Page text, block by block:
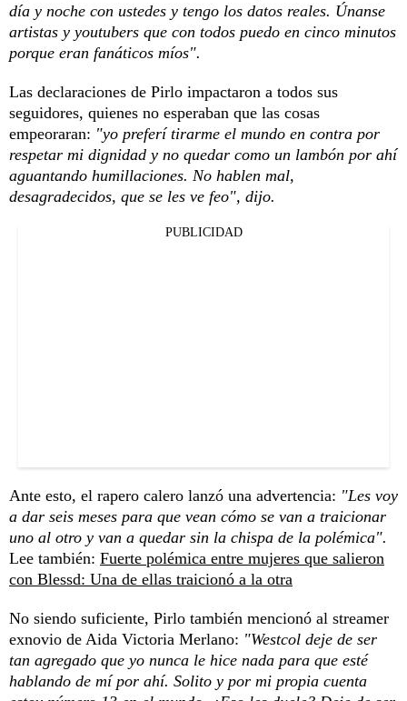
día y noche con ustedes y tengo los datos reales. Únanse
artistas y youtubers que con todos puedo en cinco minutos
porque eran fanáticos míos".
Las declaraciones de Pirlo impactaron a todos sus
seguidores, quienes no esperaban que las cosas
empeoraran: "yo preferí tirarme el mundo en contra por
respetar mi dignidad y no quedar como un lambón por ahí
aguantando humillaciones. No hablen mal,
desagradecidos, que se les ve feo", dijo.
PUBLICIDAD
Ante esto, el rapero calero lanzó una advertencia: "Les voy
a dar seis meses para que vean cómo se van a traicionar
uno al otro y van a quedar sin la chispa de la polémica".
Lee también: Fuerte polémica entre mujeres que salieron
con Blessd: Una de ellas traicionó a la otra
No siendo suficiente, Pirlo también mencionó al streamer
exnovio de Aida Victoria Merlano: "Westcol deje de ser
tan agregado que yo nunca le hice nada para que esté
hablando de mí por ahí. Solito y por mi propia cuenta